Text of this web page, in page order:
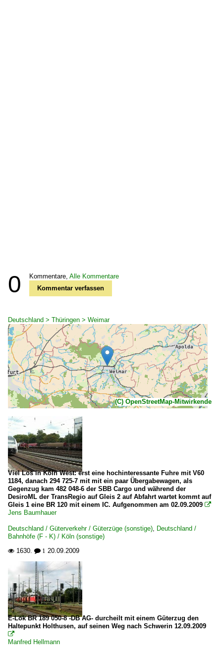
0 Kommentare, Alle Kommentare
Kommentar verfassen
Deutschland > Thüringen > Weimar
(C) OpenStreetMap-Mitwirkende
Viel Los in Köln West: erst eine hochinteressante Fuhre mit V60
1184, danach 294 725-7 mit mit ein paar Übergabewagen, als
Gegenzug kam 482 048-6 der SBB Cargo und während der
DesiroML der TransRegio auf Gleis 2 auf Abfahrt wartet kommt auf
Gleis 1 eine BR 120 mit einem IC. Aufgenommen am 02.09.2009 
Jens Baumhauer
Deutschland / Güterverkehr / Güterzüge (sonstige), Deutschland /
Bahnhöfe (F - K) / Köln (sonstige)
 1630.  1 20.09.2009
E-Lok BR 189 050-8 -DB AG- durcheilt mit einem Güterzug den
Haltepunkt Holthusen, auf seinen Weg nach Schwerin 12.09.2009

Manfred Hellmann